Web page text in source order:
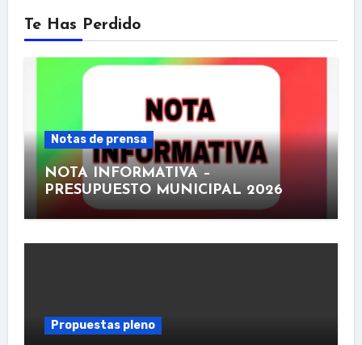
Te Has Perdido
Notas de prensa
NOTA INFORMATIVA –
PRESUPUESTO MUNICIPAL 2026
Propuestas pleno